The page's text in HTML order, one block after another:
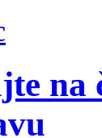
na